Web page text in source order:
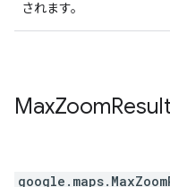
されます。
MaxZoomResult
google.maps.